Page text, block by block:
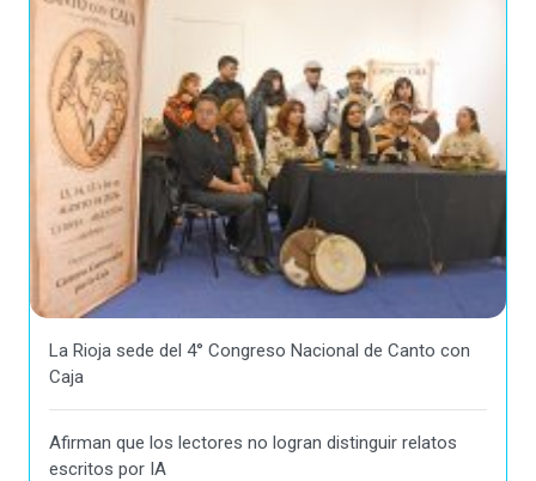
La Rioja sede del 4° Congreso Nacional de Canto con
Caja
Afirman que los lectores no logran distinguir relatos
escritos por IA